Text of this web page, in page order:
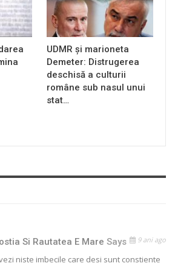
UDMR și marioneta
Demeter: Distrugerea
deschisă a culturii
române sub nasul unui
stat…
Si Rautatea E Mare Says 9 ani ago
niste imbecile care desi sunt constiente